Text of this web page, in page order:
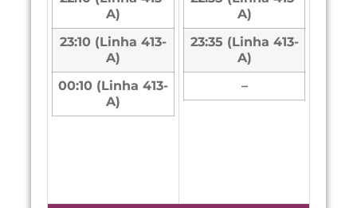
A)
23:10 (Linha 413-
A)
00:10 (Linha 413-
A)
A)
23:35 (Linha 413-
A)
–